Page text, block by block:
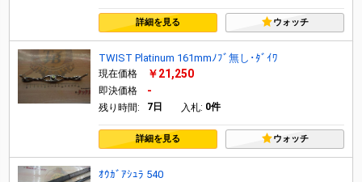
詳細を見る ウォッチ
TWIST Platinum 161mmﾉﾌﾞ無し･ﾀﾞｲﾜ
現在価格 ￥21,250
即決価格 -
残り時間: 7日 入札: 0件
詳細を見る ウォッチ
ｵｳｶﾞｱｼｭﾗ 540